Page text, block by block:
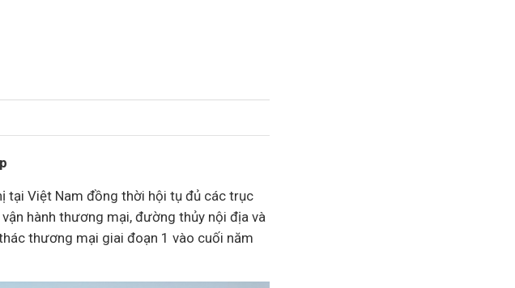
tại Việt Nam đồng thời hội tụ đủ các trục
hành thương mại, đường thủy nội địa và
thương mại giai đoạn 1 vào cuối năm